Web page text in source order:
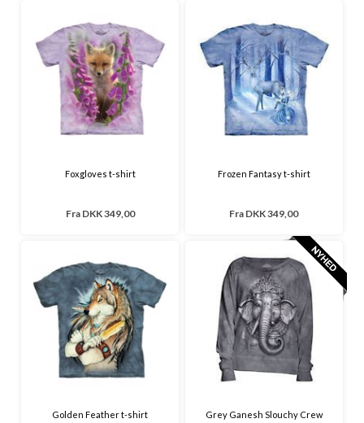
Foxgloves t-shirt
Fra DKK 349,00
Frozen Fantasy t-shirt
Fra DKK 349,00
Golden Feather t-shirt Grey Ganesh Slouchy Crew